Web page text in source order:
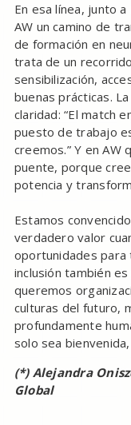
En esa línea, junto
AW un camino de
de formación en
trata de un
sensibilización,
buenas prácticas.
claridad: “El match
puesto de trabajo
creemos.” Y en
puente, porque
potencia y
Estamos
verdadero valor
oportunidades para
inclusión también
queremos
culturas del futuro,
profundamente
solo sea
(*) Alejandra
Global